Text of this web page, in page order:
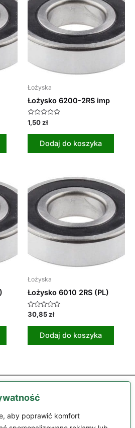
aby poprawić komfort
Łożyska
Łożysko 6200-2RS imp
Oceniono
0
na
1,50zł
Dodaj do koszyka
Łożyska
Łożysko 6010 2RS (PL)
Oceniono
na
30,85zł
Dodaj do koszyka